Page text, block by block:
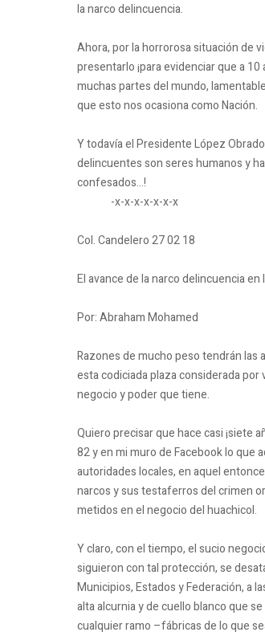
la narco delincuencia.
Ahora, por la horrorosa situación de
presentarlo ¡para evidenciar que a
muchas partes del mundo,
que esto nos ocasiona como Nación.
Y todavía el Presidente López
delincuentes son seres humanos y
confesados...!
-x-x-x-x-x-x-x
Col. Candelero 27 02 18
El avance de la narco delincuencia
Por: Abraham Mohamed
Razones de mucho peso tendrán las
esta codiciada plaza considerada por
negocio y poder que tiene.
Quiero precisar que hace casi ¡siete
82 y en mi muro de Facebook lo que
autoridades locales, en aquel
narcos y sus testaferros del crimen
metidos en el negocio del huachicol.
Y claro, con el tiempo, el sucio
siguieron con tal protección, se
Municipios, Estados y Federación, a
alta alcurnia y de cuello blanco que
cualquier ramo –fábricas de lo que